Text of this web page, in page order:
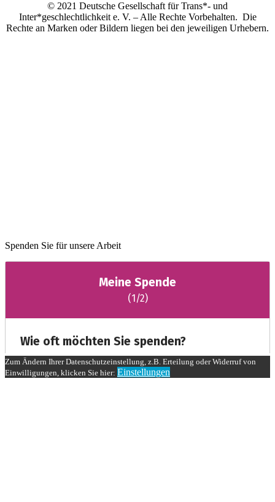
© 2021 Deutsche Gesellschaft für Trans*- und
Inter*geschlechtlichkeit e. V. – Alle Rechte Vorbehalten. Die
Rechte an Marken oder Bildern liegen bei den jeweiligen Urhebern.
Spenden Sie für unsere Arbeit
Zum Ändern Ihrer Datenschutzeinstellung, z.B. Erteilung oder Widerruf von
Einwilligungen, klicken Sie hier: Einstellungen